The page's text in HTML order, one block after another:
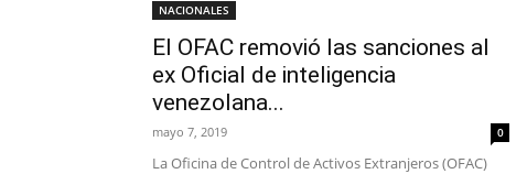
NACIONALES
El OFAC removió las sanciones al
ex Oficial de inteligencia
venezolana...
mayo 7, 2019 0
La Oficina de Control de Activos Extranjeros (OFAC)